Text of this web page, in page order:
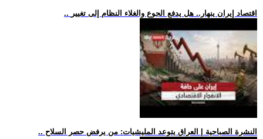
.. اقتصاد إيران ينهار.. هل يدفع الجوع والغلاء النظام إلى تغيير
.. النشرة الصباحية | العراق يتوعد المليشيات: من يرفض حصر السلاح